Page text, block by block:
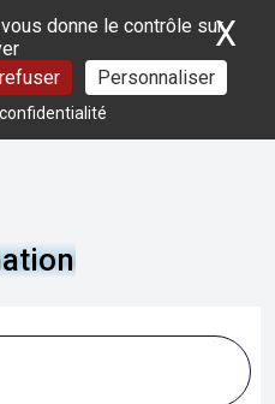
donne le contrôle sur
Personnaliser
X